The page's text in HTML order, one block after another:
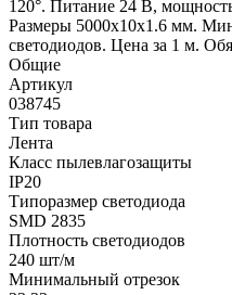
120°. Питание 24 В,
Размеры 5000x10x1.6 мм.
светодиодов. Цена за 1 м.
Общие
Артикул
038745
Тип товара
Лента
Класс пылевлагозащиты
IP20
Типоразмер светодиода
SMD 2835
Плотность светодиодов
240 шт/м
Минимальный отрезок